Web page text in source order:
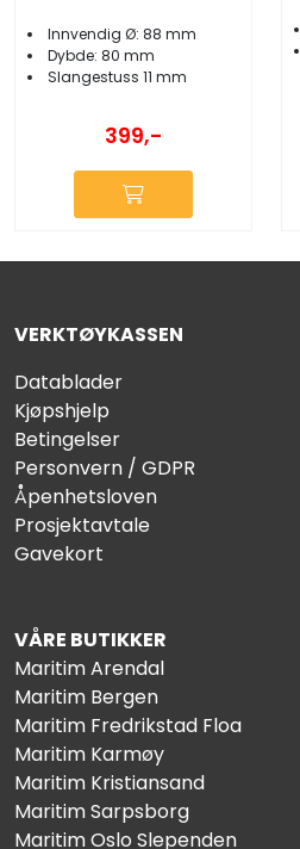
Innvendig Ø: 88 mm
Dybde: 80 mm
Slangestuss 11 mm
399,-
VERKTØYKASSEN
Datablader
Kjøpshjelp
Betingelser
Personvern / GDPR
Åpenhetsloven
Prosjektavtale
Gavekort
VÅRE BUTIKKER
Maritim Arendal
Maritim Bergen
Maritim Fredrikstad Floa
Maritim Karmøy
Maritim Kristiansand
Maritim Sarpsborg
Maritim Oslo Slependen